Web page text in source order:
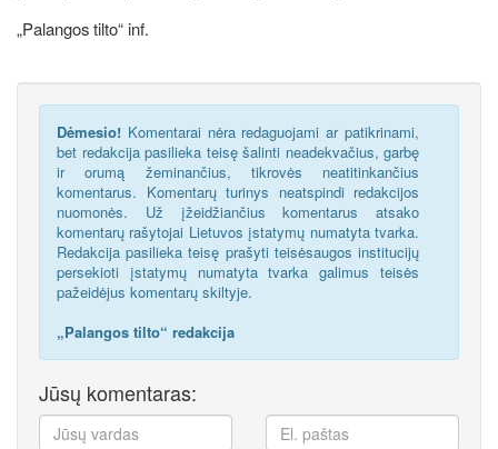
„Palangos tilto“ inf.
Dėmesio! Komentarai nėra redaguojami ar patikrinami,
bet redakcija pasilieka teisę šalinti neadekvačius, garbę
ir orumą žeminančius, tikrovės neatitinkančius
komentarus. Komentarų turinys neatspindi redakcijos
nuomonės. Už įžeidžiančius komentarus atsako
komentarų rašytojai Lietuvos įstatymų numatyta tvarka.
Redakcija pasilieka teisę prašyti teisėsaugos institucijų
persekioti įstatymų numatyta tvarka galimus teisės
pažeidėjus komentarų skiltyje.
„Palangos tilto“ redakcija
Jūsų komentaras: